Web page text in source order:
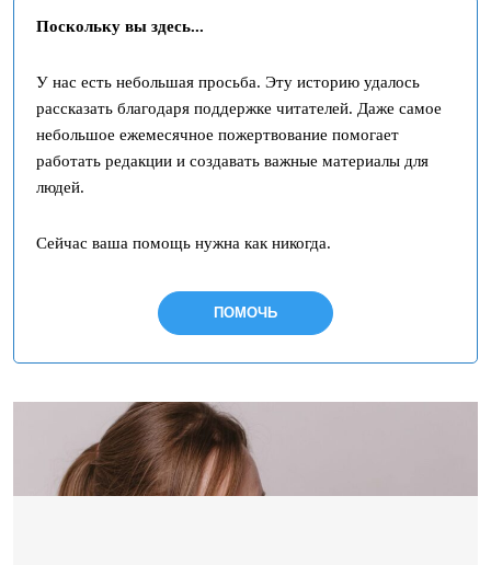
Поскольку вы здесь...
У нас есть небольшая просьба. Эту историю удалось
рассказать благодаря поддержке читателей. Даже самое
небольшое ежемесячное пожертвование помогает
работать редакции и создавать важные материалы для
людей.
Сейчас ваша помощь нужна как никогда.
ПОМОЧЬ